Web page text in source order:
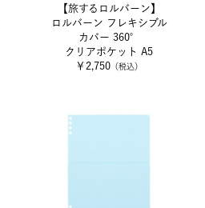
【旅するロルバーン】
ロルバーン フレキシブル
カバー 360°
クリアポケット A5
￥2,750 （税込）